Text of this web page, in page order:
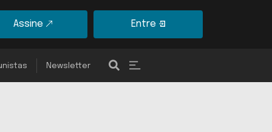
Assine Entre
Newsletter